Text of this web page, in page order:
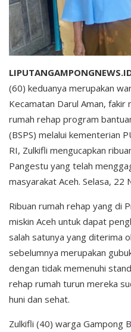
(60) keduanya merupakan
Kecamatan Darul Aman,
rumah rehap program
(BSPS) melalui kementerian
RI, Zulkifli mengucapkan
Pangestu yang telah
masyarakat Aceh. Selasa, 22
Ribuan rumah rehap yang di
miskin Aceh untuk dapat
salah satunya yang diterima
sebelumnya merupakan
dengan tidak memenuhi
rehap rumah turun mereka
huni dan sehat.
Zulkifli (40) warga Gampong